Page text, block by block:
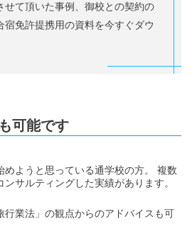
せて頂いた事例、御校との契約の
宿免許提携用の資料を今すぐダウ
可能です
めようと思っている通学校の方。 複数
サルティングした実績があります。
行業法」の観点からのアドバイスも可